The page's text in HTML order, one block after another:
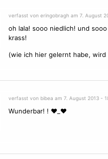
verfasst von eringobragh am 7. August
oh lala! sooo niedlich! und
krass!
(wie ich hier gelernt habe,
verfasst von bibea am 7. August 2013 -
Wunderbar! ! ♥_♥